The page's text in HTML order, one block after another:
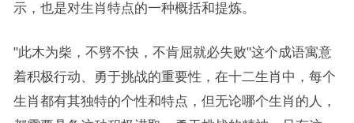
示，也是对生肖特点的一种概括和提炼。
"此木为柴，不劈不快，不肯屈就必失败"这个成语寓意
着积极行动、勇于挑战的重要性，在十二生肖中，每个
生肖都有其独特的个性和特点，但无论哪个生肖的人，